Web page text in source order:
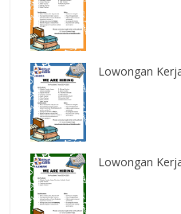
Lowongan
Lowongan